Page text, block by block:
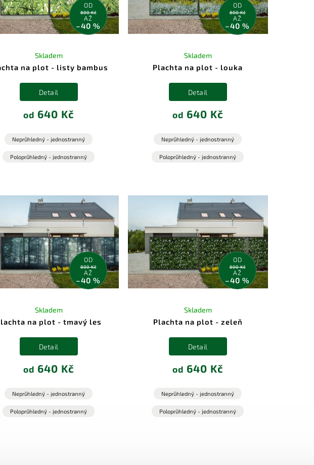
OD
800 Kč
AŽ
–40 %
na plot - listy bambus
Skladem
od 640 Kč
Detail
Neprůhledný - jednostranný
Poloprůhledný - jednostranný
OD
800 Kč
AŽ
–40 %
Plachta na plot - louka
Skladem
od 640 Kč
Detail
Neprůhledný - jednostranný
Poloprůhledný - jednostranný
OD
800 Kč
AŽ
–40 %
na plot - tmavý les
Skladem
od 640 Kč
Detail
Neprůhledný - jednostranný
Poloprůhledný - jednostranný
OD
800 Kč
AŽ
–40 %
Plachta na plot - zeleň
Skladem
od 640 Kč
Detail
Neprůhledný - jednostranný
Poloprůhledný - jednostranný